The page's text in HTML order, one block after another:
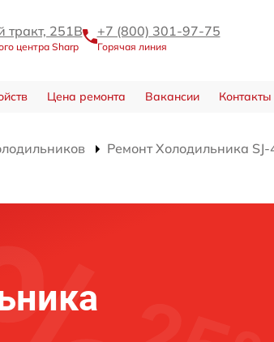
тракт, 251В
центра Sharp
+7 (800) 301-97-75
Горячая линия
Цена ремонта Вакансии Контакты
Ремонт Холодильника